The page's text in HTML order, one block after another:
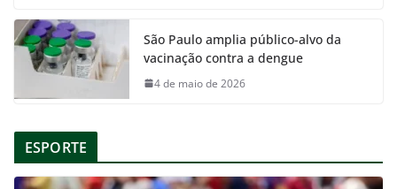
São Paulo amplia público-alvo da
vacinação contra a dengue
4 de maio de 2026
ESPORTE